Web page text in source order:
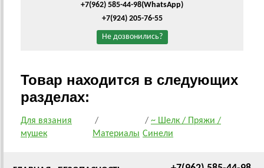
+7(962) 585-44-98(WhatsApp)
+7(924) 205-76-55
Не дозвонились?
Товар находится в следующих
разделах:
Для вязания
мушек
/
Материалы
/ ~ Шелк / Пряжи /
Синели